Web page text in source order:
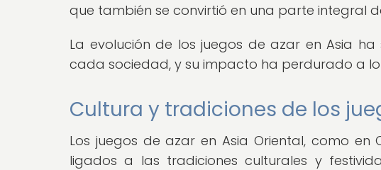
que también se convirtió en una parte integral
La evolución de los juegos de azar en Asia
cada sociedad, y su impacto ha perdurado a
Cultura y tradiciones de los
Los juegos de azar en Asia Oriental, como
ligados a las tradiciones culturales y